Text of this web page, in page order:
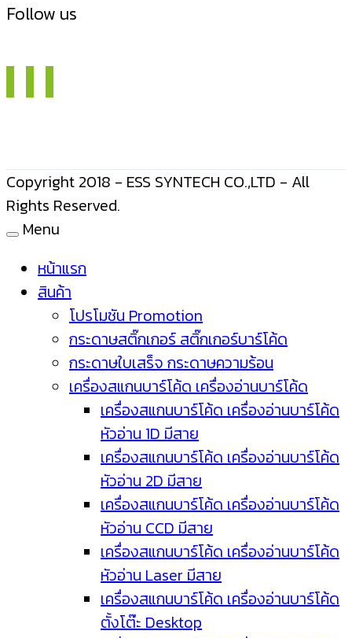
Follow us
Copyright 2018 - ESS SYNTECH CO.,LTD - All
Rights Reserved.
Menu
หน้าแรก
สินค้า
โปรโมชัน Promotion
กระดาษสติ๊กเกอร์ สติ๊กเกอร์บาร์โค้ด
กระดาษใบเสร็จ กระดาษความร้อน
เครื่องสแกนบาร์โค้ด เครื่องอ่านบาร์โค้ด
เครื่องสแกนบาร์โค้ด เครื่องอ่านบาร์โค้ด
หัวอ่าน 1D มีสาย
เครื่องสแกนบาร์โค้ด เครื่องอ่านบาร์โค้ด
หัวอ่าน 2D มีสาย
เครื่องสแกนบาร์โค้ด เครื่องอ่านบาร์โค้ด
หัวอ่าน CCD มีสาย
เครื่องสแกนบาร์โค้ด เครื่องอ่านบาร์โค้ด
หัวอ่าน Laser มีสาย
เครื่องสแกนบาร์โค้ด เครื่องอ่านบาร์โค้ด
ตั้งโต๊ะ Desktop